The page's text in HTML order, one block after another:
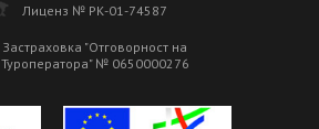
Лиценз № РК-01-74587
Застраховка "Отговорност на
Туроператора" № 0650000276